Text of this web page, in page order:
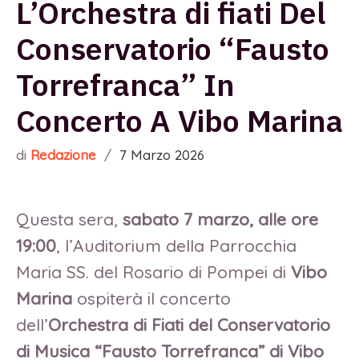
L’Orchestra di fiati Del
Conservatorio “Fausto
Torrefranca” In
Concerto A Vibo Marina
di Redazione / 7 Marzo 2026
Questa sera, sabato 7 marzo, alle ore
19:00, l’Auditorium della Parrocchia
Maria SS. del Rosario di Pompei di Vibo
Marina ospiterà il concerto
dell’Orchestra di Fiati del Conservatorio
di Musica “Fausto Torrefranca” di Vibo